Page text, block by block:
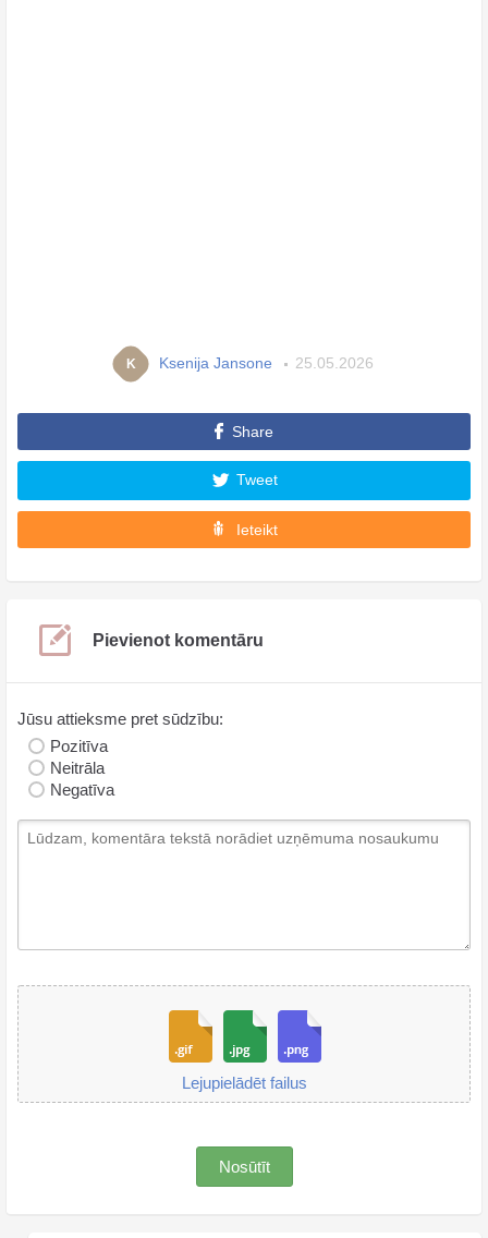
K Ksenija Jansone 25.05.2026
Share
Tweet
Ieteikt
Pievienot komentāru
Jūsu attieksme pret sūdzību:
Pozitīva
Neitrāla
Negatīva
Lejupielādēt failus
Nosūtīt